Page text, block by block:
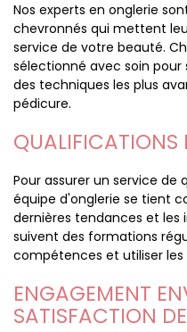
Nos experts en onglerie
chevronnés qui mettent
service de votre beauté.
sélectionné avec soin
des techniques les plus
pédicure.
QUALIFICATIONS
Pour assurer un service
équipe d'onglerie se tient
dernières tendances et les
suivent des formations
compétences et utiliser les
ENGAGEMENT
SATISFACTION